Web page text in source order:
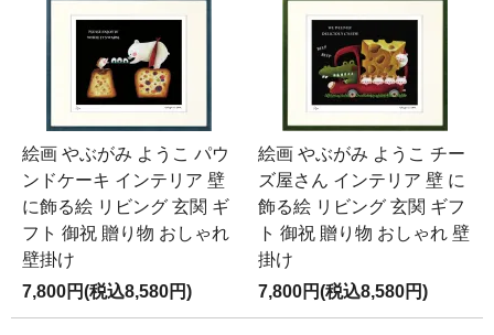
絵画 やぶがみ ようこ パウ
ンドケーキ インテリア 壁
に飾る絵 リビング 玄関 ギ
フト 御祝 贈り物 おしゃれ
壁掛け
7,800円(税込8,580円)
絵画 やぶがみ ようこ チー
ズ屋さん インテリア 壁 に
飾る絵 リビング 玄関 ギフ
ト 御祝 贈り物 おしゃれ 壁
掛け
7,800円(税込8,580円)